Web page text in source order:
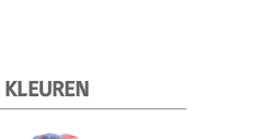
KLEUREN